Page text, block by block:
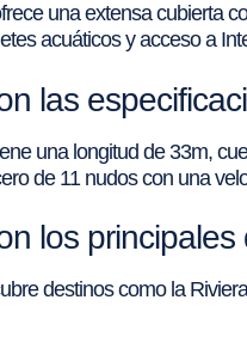
una extensa cubierta
acuáticos y acceso a
las
una longitud de 33m,
de 11 nudos con una
los
destinos como la